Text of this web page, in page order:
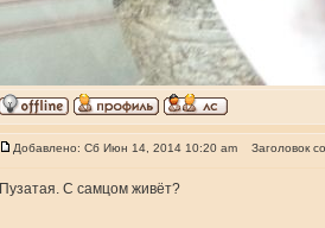
Добавлено: Сб Июн 14, 2014 10:20 am Заголовок
Пузатая. С самцом живёт?